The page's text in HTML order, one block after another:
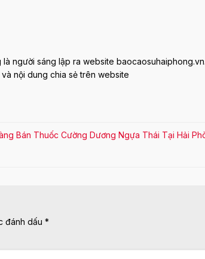
người sáng lập ra website
nội dung chia sẻ trên website
Bán Thuốc Cường Dương Ngựa Thái Tại Hải
đánh dấu *